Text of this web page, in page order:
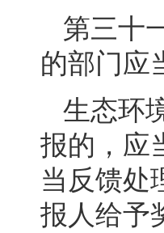
第三十
的部门应
生态环
报的，应
当反馈处
报人给予